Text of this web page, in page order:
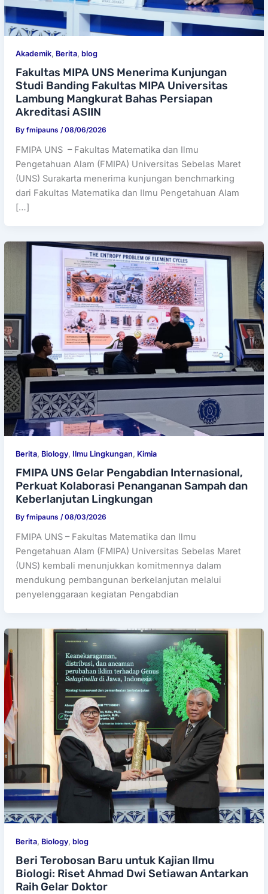
Akademik, Berita,blog
Fakultas MIPA UNS Menerima Kunjungan
Studi Banding Fakultas MIPA Universitas
Lambung Mangkurat Bahas Persiapan
Akreditasi ASIIN
Byfmipauns/08/06/2026
FMIPA UNS – Fakultas Matematika dan Ilmu
Pengetahuan Alam (FMIPA) Universitas Sebelas Maret
(UNS) Surakarta menerima kunjungan benchmarking
dari Fakultas Matematika dan Ilmu Pengetahuan Alam
[…]
Berita, Biology, Ilmu Lingkungan, Kimia
FMIPA UNS Gelar Pengabdian Internasional,
Perkuat Kolaborasi Penanganan Sampah dan
Keberlanjutan Lingkungan
Byfmipauns/08/03/2026
FMIPA UNS – Fakultas Matematika dan Ilmu
Pengetahuan Alam (FMIPA) Universitas Sebelas Maret
(UNS) kembali menunjukkan komitmennya dalam
mendukung pembangunan berkelanjutan melalui
penyelenggaraan kegiatan Pengabdian
Berita, Biology,blog
Beri Terobosan Baru untuk Kajian Ilmu
Biologi: Riset Ahmad Dwi Setiawan Antarkan
Raih Gelar Doktor